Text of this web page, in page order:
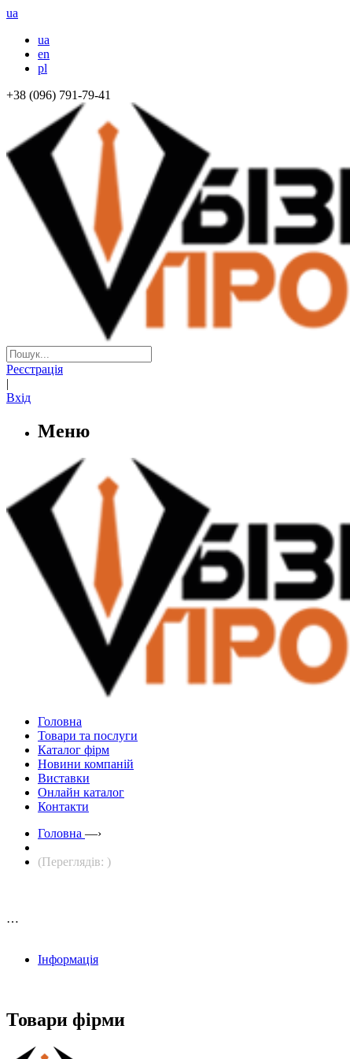
ua
ua
en
pl
+38 (096) 791-79-41
Реєстрація
|
Вхід
Меню
Головна
Товари та послуги
Каталог фірм
Новини компаній
Виставки
Онлайн каталог
Контакти
Головна —›
(Переглядів: )
…
Інформація
Товари фірми